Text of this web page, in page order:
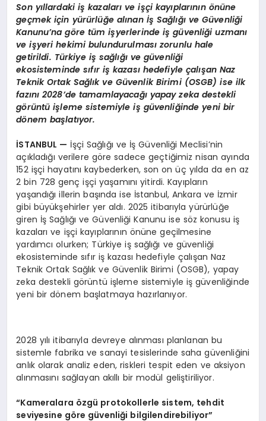
Son yıllardaki iş kazaları ve işçi kayıplarının önüne
geçmek için yürürlüğe alınan İş Sağlığı ve Güvenliği
Kanunu’na göre tüm işyerlerinde iş güvenliği uzmanı
ve işyeri hekimi bulundurulması zorunlu hale
getirildi. Türkiye iş sağlığı ve güvenliği
ekosisteminde sıfır iş kazası hedefiyle çalışan Naz
Teknik Ortak Sağlık ve Güvenlik Birimi (OSGB) ise ilk
fazını 2028’de tamamlayacağı yapay zeka destekli
görüntü işleme sistemiyle iş güvenliğinde yeni bir
dönem başlatıyor.
İSTANBUL — İşçi Sağlığı ve İş Güvenliği Meclisi’nin
açıkladığı verilere göre sadece geçtiğimiz nisan ayında
152 işçi hayatını kaybederken, son on üç yılda da en az
2 bin 728 genç işçi yaşamını yitirdi. Kayıpların
yaşandığı illerin başında ise İstanbul, Ankara ve İzmir
gibi büyükşehirler yer aldı. 2025 itibarıyla yürürlüğe
giren İş Sağlığı ve Güvenliği Kanunu ise söz konusu iş
kazaları ve işçi kayıplarının önüne geçilmesine
yardımcı olurken; Türkiye iş sağlığı ve güvenliği
ekosisteminde sıfır iş kazası hedefiyle çalışan Naz
Teknik Ortak Sağlık ve Güvenlik Birimi (OSGB), yapay
zeka destekli görüntü işleme sistemiyle iş güvenliğinde
yeni bir dönem başlatmaya hazırlanıyor.
2028 yılı itibarıyla devreye alınması planlanan bu
sistemle fabrika ve sanayi tesislerinde saha güvenliğini
anlık olarak analiz eden, riskleri tespit eden ve aksiyon
alınmasını sağlayan akıllı bir modül geliştiriliyor.
“Kameralara özgü protokollerle sistem, tehdit
seviyesine göre güvenliği bilgilendirebiliyor”